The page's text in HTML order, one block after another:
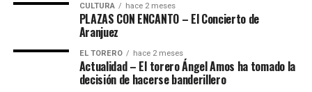
CULTURA hace 2 meses
PLAZAS CON ENCANTO – El Concierto de
Aranjuez
EL TORERO hace 2 meses
Actualidad – El torero Ángel Amos ha tomado la
decisión de hacerse banderillero